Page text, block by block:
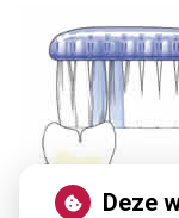
Deze